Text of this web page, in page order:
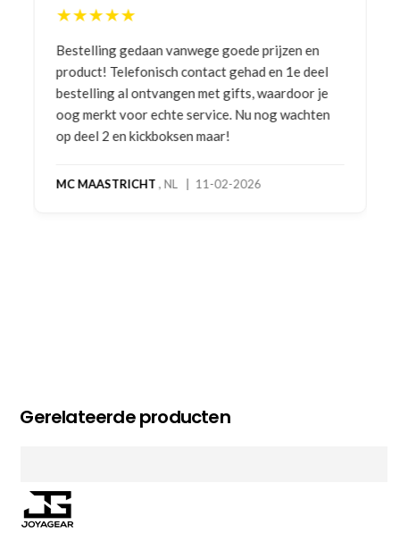
★★★★★
Bestelling gedaan vanwege goede prijzen en
product! Telefonisch contact gehad en 1e deel
bestelling al ontvangen met gifts, waardoor je
oog merkt voor echte service. Nu nog wachten
op deel 2 en kickboksen maar!
MC MAASTRICHT , NL | 11-02-2026
Gerelateerde producten